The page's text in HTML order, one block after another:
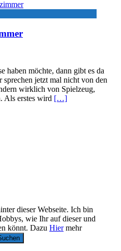
haben möchte, dann gibt es da
jetzt mal nicht von den
wirklich von Spielzeug,
Als erstes wird […]
dieser Webseite. Ich bin
wie Ihr auf dieser und
könnt. Dazu Hiermehr